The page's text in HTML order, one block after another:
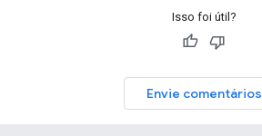
Isso foi útil?
Envie comentários